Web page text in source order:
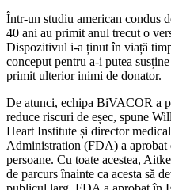
Într-un studiu american condus
40 ani au primit anul trecut o
Dispozitivul i-a ținut în viață
conceput pentru a-i putea
primit ulterior inimi de donator.
De atunci, echipa BiVACOR a
reduce riscuri de eșec, spune
Heart Institute și director
Administration (FDA) a aprobat
persoane. Cu toate acestea,
de parcurs înainte ca acesta să